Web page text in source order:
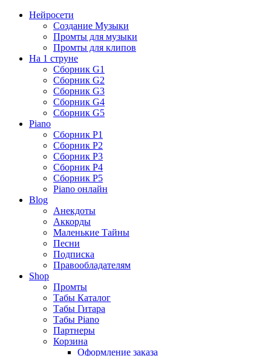
Нейросети
Создание Музыки
Промты для музыки
Промты для клипов
На 1 струне
Сборник G1
Сборник G2
Сборник G3
Сборник G4
Сборник G5
Piano
Сборник P1
Сборник P2
Сборник P3
Сборник P4
Сборник P5
Piano онлайн
Blog
Анекдоты
Аккорды
Маленькие Тайны
Песни
Подписка
Правообладателям
Shop
Промты
Табы Каталог
Табы Гитара
Табы Piano
Партнеры
Корзина
Оформление заказа